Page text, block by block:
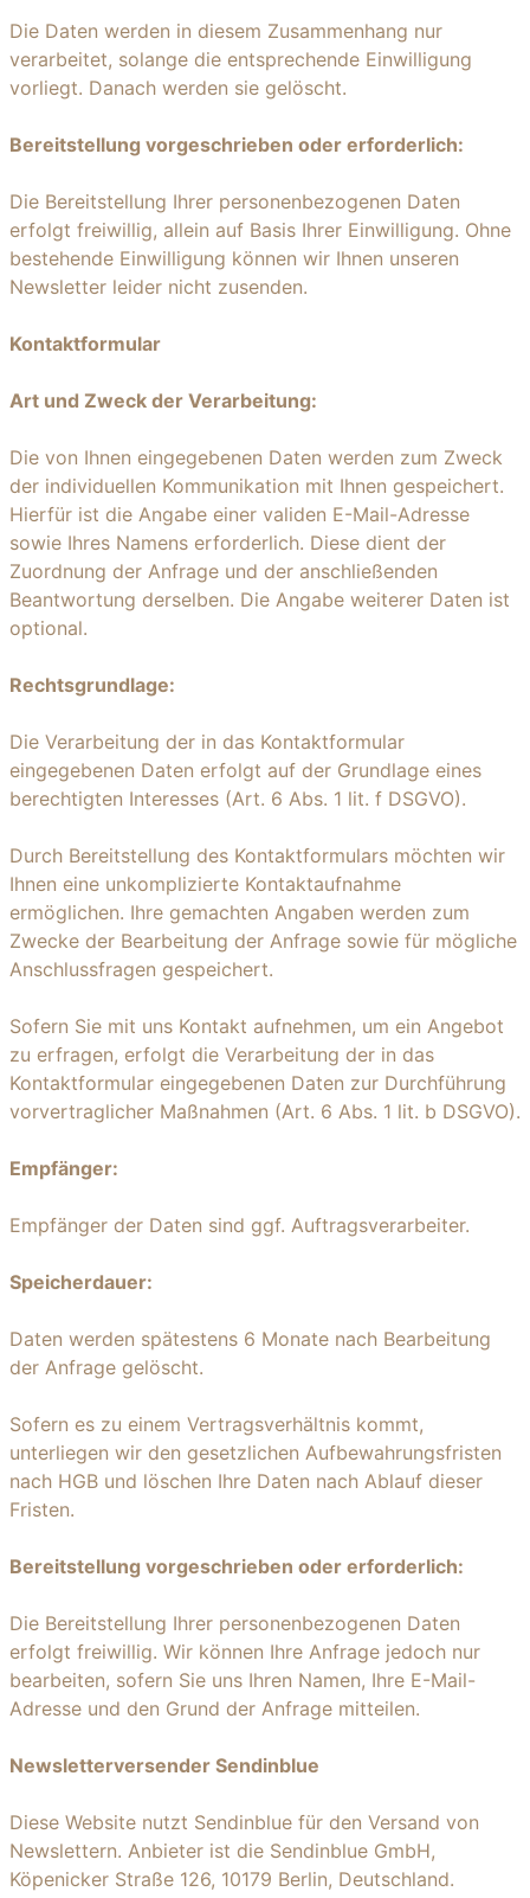
Die Daten werden in diesem Zusammenhang nur
verarbeitet, solange die entsprechende Einwilligung
vorliegt. Danach werden sie gelöscht.
Bereitstellung vorgeschrieben oder erforderlich:
Die Bereitstellung Ihrer personenbezogenen Daten
erfolgt freiwillig, allein auf Basis Ihrer Einwilligung. Ohne
bestehende Einwilligung können wir Ihnen unseren
Newsletter leider nicht zusenden.
Kontaktformular
Art und Zweck der Verarbeitung:
Die von Ihnen eingegebenen Daten werden zum Zweck
der individuellen Kommunikation mit Ihnen gespeichert.
Hierfür ist die Angabe einer validen E-Mail-Adresse
sowie Ihres Namens erforderlich. Diese dient der
Zuordnung der Anfrage und der anschließenden
Beantwortung derselben. Die Angabe weiterer Daten ist
optional.
Rechtsgrundlage:
Die Verarbeitung der in das Kontaktformular
eingegebenen Daten erfolgt auf der Grundlage eines
berechtigten Interesses (Art. 6 Abs. 1 lit. f DSGVO).
Durch Bereitstellung des Kontaktformulars möchten wir
Ihnen eine unkomplizierte Kontaktaufnahme
ermöglichen. Ihre gemachten Angaben werden zum
Zwecke der Bearbeitung der Anfrage sowie für mögliche
Anschlussfragen gespeichert.
Sofern Sie mit uns Kontakt aufnehmen, um ein Angebot
zu erfragen, erfolgt die Verarbeitung der in das
Kontaktformular eingegebenen Daten zur Durchführung
vorvertraglicher Maßnahmen (Art. 6 Abs. 1 lit. b DSGVO).
Empfänger:
Empfänger der Daten sind ggf. Auftragsverarbeiter.
Speicherdauer:
Daten werden spätestens 6 Monate nach Bearbeitung
der Anfrage gelöscht.
Sofern es zu einem Vertragsverhältnis kommt,
unterliegen wir den gesetzlichen Aufbewahrungsfristen
nach HGB und löschen Ihre Daten nach Ablauf dieser
Fristen.
Bereitstellung vorgeschrieben oder erforderlich:
Die Bereitstellung Ihrer personenbezogenen Daten
erfolgt freiwillig. Wir können Ihre Anfrage jedoch nur
bearbeiten, sofern Sie uns Ihren Namen, Ihre E-Mail-
Adresse und den Grund der Anfrage mitteilen.
Newsletterversender Sendinblue
Diese Website nutzt Sendinblue für den Versand von
Newslettern. Anbieter ist die Sendinblue GmbH,
Köpenicker Straße 126, 10179 Berlin, Deutschland.